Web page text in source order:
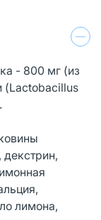
- 800 мг (из
(Lactobacillus
лимона,